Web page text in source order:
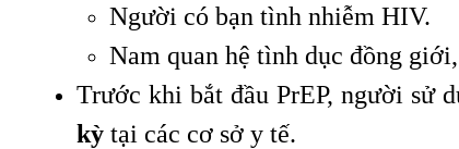
Người có bạn tình nhiễm HIV.
Nam quan hệ tình dục đồng
Trước khi bắt đầu PrEP, người sử
kỳ tại các cơ sở y tế.